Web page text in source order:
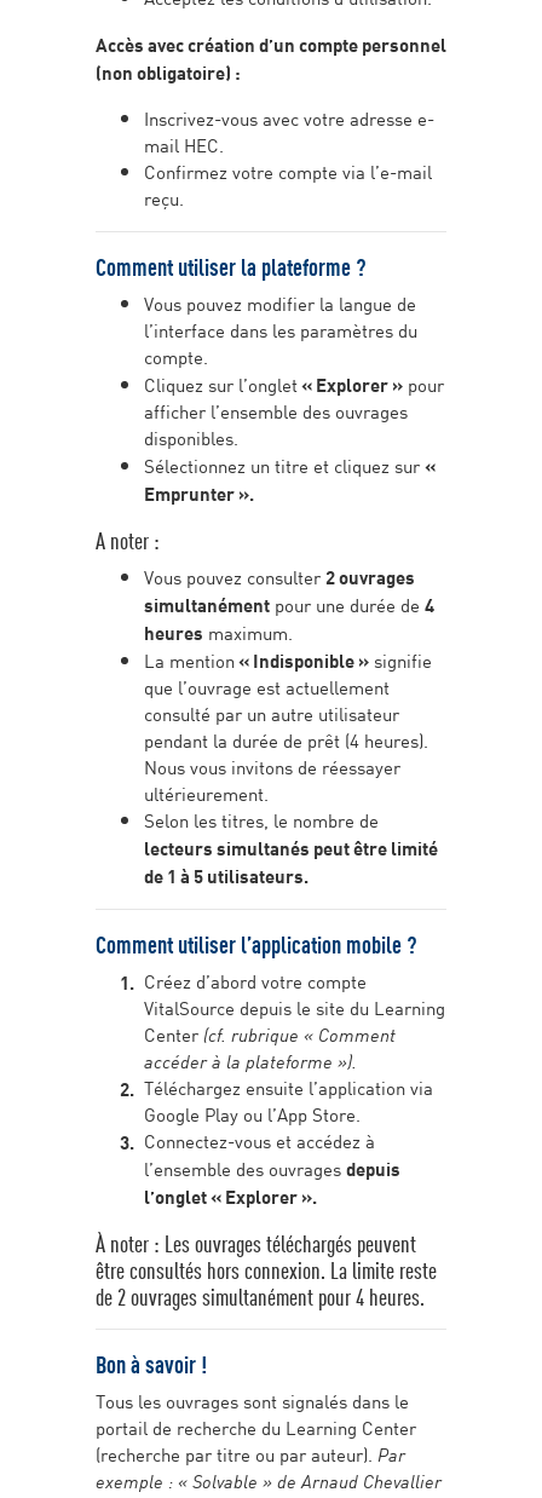
Accès avec création d’un compte personnel
(non obligatoire) :
Inscrivez-vous avec votre adresse e-
mail HEC.
Confirmez votre compte via l’e-mail
reçu.
Comment utiliser la plateforme ?
Vous pouvez modifier la langue de
l’interface dans les paramètres du
compte.
Cliquez sur l’onglet« Explorer » pour
afficher l’ensemble des ouvrages
disponibles.
Sélectionnez un titre et cliquez sur«
Emprunter ».
A noter :
Vous pouvez consulter 2 ouvrages
simultanément pour une durée de 4
heures maximum.
La mention« Indisponible » signifie
que l’ouvrage est actuellement
consulté par un autre utilisateur
pendant la durée de prêt (4 heures).
Nous vous invitons de réessayer
ultérieurement.
Selon les titres, le nombre de
lecteurs simultanés peut être limité
de 1 à 5 utilisateurs.
Comment utiliser l’application mobile ?
Créez d’abord votre compte
VitalSource depuis le site du Learning
Center(cf. rubrique « Comment
accéder à la plateforme »).
Téléchargez ensuite l’application via
Google Play ou l’App Store.
Connectez-vous et accédez à
l’ensemble des ouvragesdepuis
l’onglet « Explorer ».
À noter : Les ouvrages téléchargés peuvent
être consultés hors connexion. La limite reste
de 2 ouvrages simultanément pour 4 heures.
Bon à savoir !
Tous les ouvrages sont signalés dans le
portail de recherche du Learning Center
(recherche par titre ou par auteur). Par
exemple : « Solvable » de Arnaud Chevallier